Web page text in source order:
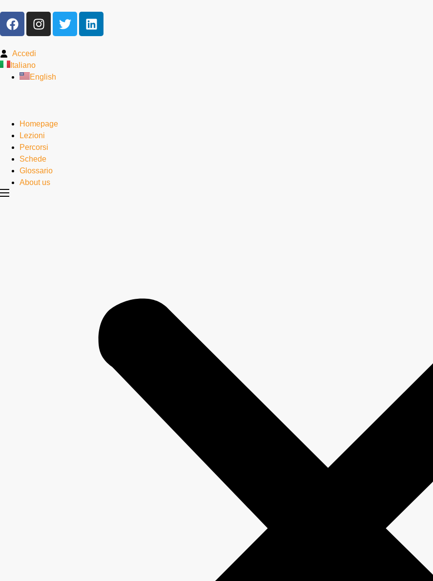
Accedi
Italiano
English
Homepage
Lezioni
Percorsi
Schede
Glossario
About us